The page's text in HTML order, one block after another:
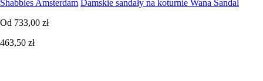
Shabbies Amsterdam Damskie sandały na koturnie Wana Sandal
Od 733,00 zł
463,50 zł